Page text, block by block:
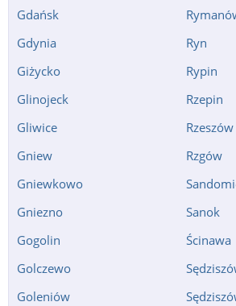
Gdańsk
Gdynia
Giżycko
Glinojeck
Gliwice
Gniew
Gniewkowo
Gniezno
Gogolin
Golczewo
Goleniów
Ryn
Rypin
Rzepin
Rzeszów
Rzgów
Sanok
Ścinawa